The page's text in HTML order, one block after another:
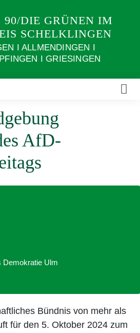
90/DIE GRÜNEN IM
SCHELKLINGEN
I ALLMENDINGEN I
I GRIESINGEN
AfD-
Bündnis von mehr als
für den 5. Oktober 2024 zum
Demokratie Ulm